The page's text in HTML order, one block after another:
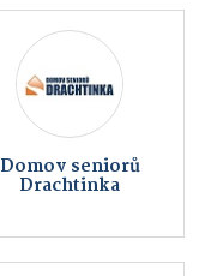
Domov seniorů
Drachtinka